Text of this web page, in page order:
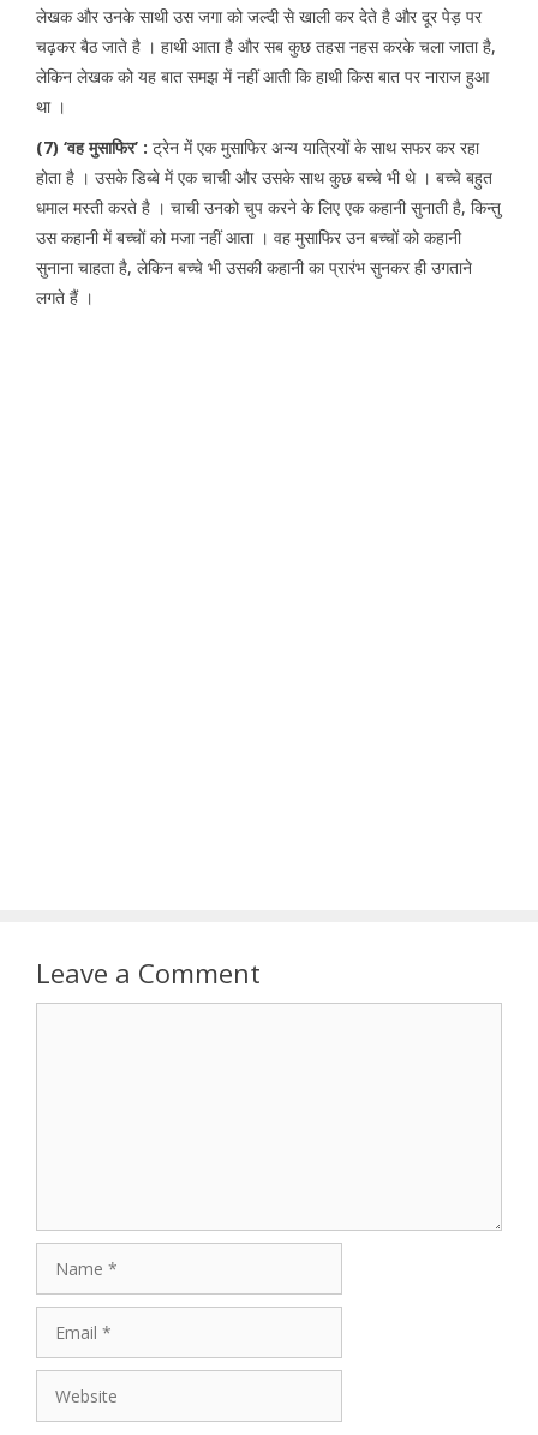
लेखक और उनके साथी उस जगा को जल्दी से खाली कर देते है और दूर पेड़ पर
चढ़कर बैठ जाते है । हाथी आता है और सब कुछ तहस नहस करके चला जाता है,
लेकिन लेखक को यह बात समझ में नहीं आती कि हाथी किस बात पर नाराज हुआ
था ।
(7) ‘वह मुसाफिर’ : ट्रेन में एक मुसाफिर अन्य यात्रियों के साथ सफर कर रहा
होता है । उसके डिब्बे में एक चाची और उसके साथ कुछ बच्चे भी थे । बच्चे बहुत
धमाल मस्ती करते है । चाची उनको चुप करने के लिए एक कहानी सुनाती है, किन्तु
उस कहानी में बच्चों को मजा नहीं आता । वह मुसाफिर उन बच्चों को कहानी
सुनाना चाहता है, लेकिन बच्चे भी उसकी कहानी का प्रारंभ सुनकर ही उगताने
लगते हैं ।
Leave a Comment